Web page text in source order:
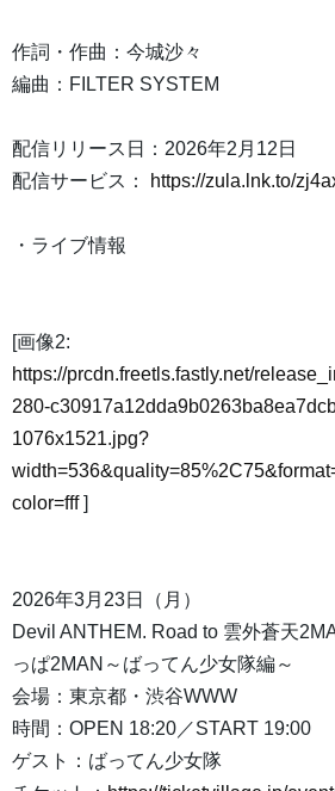
作詞・作曲：今城沙々
編曲：FILTER SYSTEM
配信リリース日：2026年2月12日
配信サービス：
https://zula.lnk.to/
・ライブ情報
[画像2:
https://prcdn.freetls.fastly.net/
280-
1076x1521.jpg?
color=fff]
2026年3月23日（月）
Devil ANTHEM. Road to 雲外蒼天
っぱ2MAN～ばってん少女隊編～
会場：東京都・渋谷WWW
時間：OPEN 18:20／START 19:00
ゲスト：ばってん少女隊